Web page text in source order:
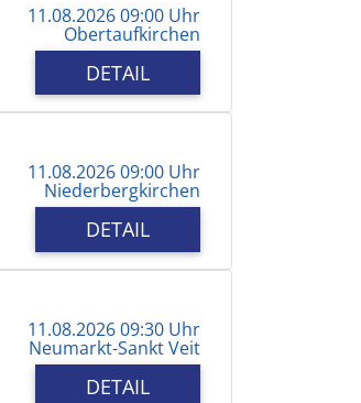
11.08.2026 09:00 Uhr
Obertaufkirchen
DETAIL
11.08.2026 09:00 Uhr
Niederbergkirchen
DETAIL
11.08.2026 09:30 Uhr
Neumarkt-Sankt Veit
DETAIL